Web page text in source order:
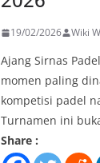
19/02/2026 Wiki
Ajang Sirnas
momen paling
kompetisi padel
Turnamen ini
Share :